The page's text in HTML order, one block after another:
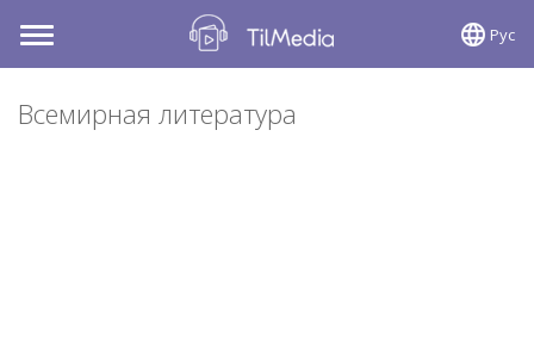
Toggle
navigation
Рус
Всемирная литература